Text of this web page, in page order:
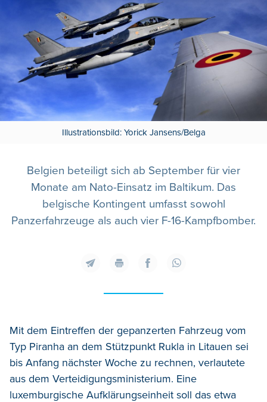
Illustrationsbild: Yorick Jansens/Belga
Belgien beteiligt sich ab September für vier
Monate am Nato-Einsatz im Baltikum. Das
belgische Kontingent umfasst sowohl
Panzerfahrzeuge als auch vier F-16-Kampfbomber.
Mit dem Eintreffen der gepanzerten Fahrzeug vom
Typ Piranha an dem Stützpunkt Rukla in Litauen sei
bis Anfang nächster Woche zu rechnen, verlautete
aus dem Verteidigungsministerium. Eine
luxemburgische Aufklärungseinheit soll das etwa